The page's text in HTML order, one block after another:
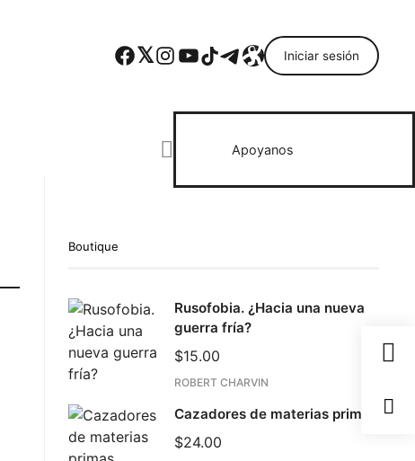
Facebook Twitter Instagram YouTube TikTok Telegram Enlace Iniciar sesión
Apoyanos
Boutique
Rusofobia. ¿Hacia una nueva
guerra fría?
$15.00
ROBERT CHARVIN
Cazadores de materias primas
$24.00